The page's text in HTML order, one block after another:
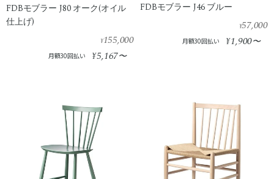
FDBモブラー J80 オーク(オイル
仕上げ)
¥155,000
月額30回払い ¥5,167〜
FDBモブラー J46 ブルー
¥57,000
月額30回払い ¥1,900〜